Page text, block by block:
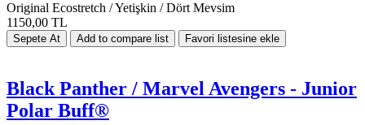
Original Ecostretch / Yetişkin / Dört Mevsim
1150,00 TL
Black Panther / Marvel Avengers - Junior
Polar Buff®